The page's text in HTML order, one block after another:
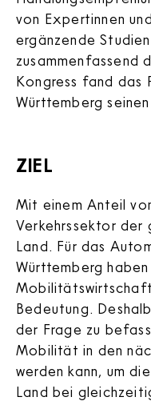
von Expertinnen
ergänzende
zusammenfassend
Kongress fand das
Württemberg
ZIEL
Mit einem Anteil
Verkehrssektor der
Land. Für das
Württemberg
Bedeutung.
der Frage zu
Mobilität in den
werden kann, um
Land bei